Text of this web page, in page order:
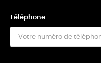
Téléphone